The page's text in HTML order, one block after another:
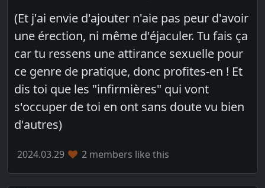
(Et j'ai envie d'ajouter n'aie pas peur d'avoir
une érection, ni même d'éjaculer. Tu fais ça
car tu ressens une attirance sexuelle pour
ce genre de pratique, donc profites-en ! Et
dis toi que les "infirmières" qui vont
s'occuper de toi en ont sans doute vu bien
d'autres)
2024.03.29 2 members like this